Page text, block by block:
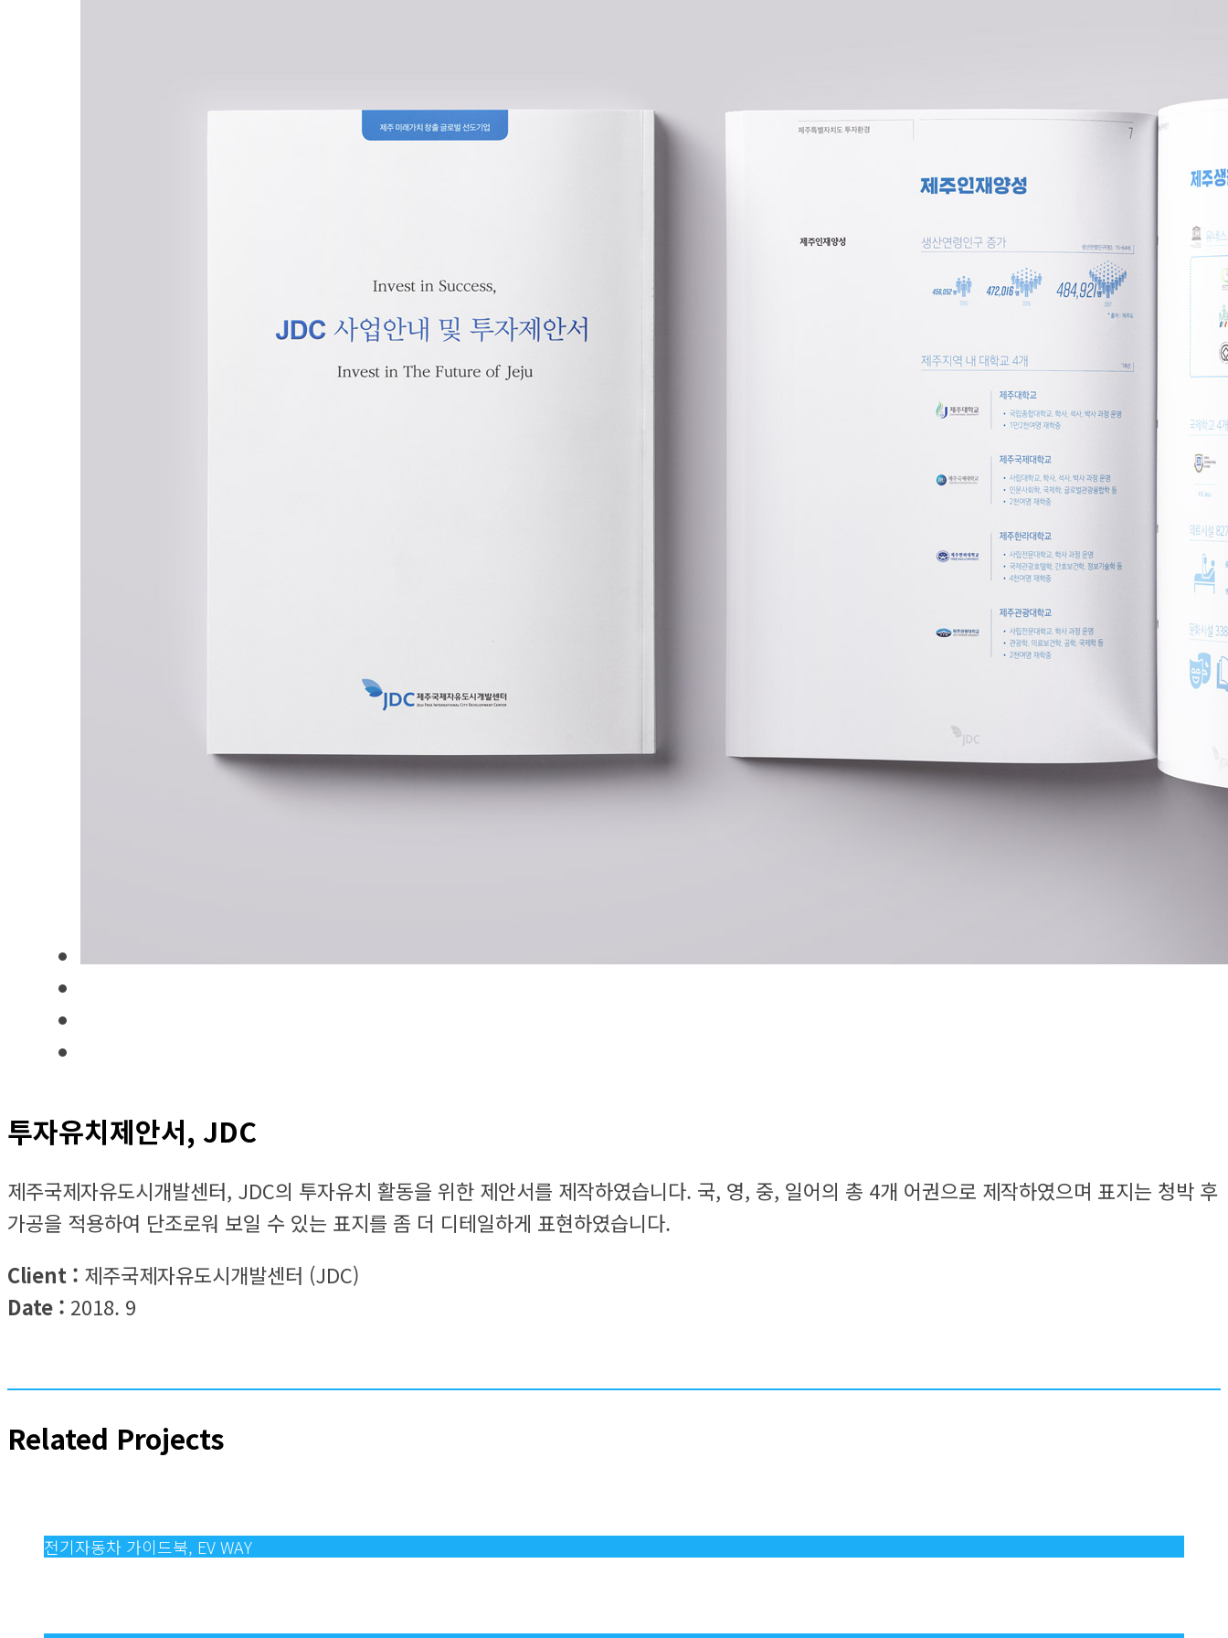
투자유치제안서, JDC
제주국제자유도시개발센터, JDC의 투자유치 활동을 위한 제안서를 제작하였습니다. 국, 영, 중, 일어의 총 4개 어권으로 제작하였으며 표지는 청박 후
가공을 적용하여 단조로워 보일 수 있는 표지를 좀 더 디테일하게 표현하였습니다.
Client : 제주국제자유도시개발센터 (JDC)
Date : 2018. 9
Related Projects
전기자동차 가이드북, EV WAY